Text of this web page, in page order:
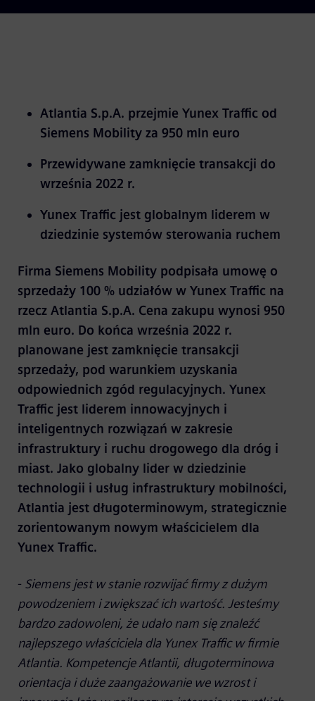
Atlantia S.p.A. przejmie Yunex Traffic od
Siemens Mobility za 950 mln euro
Przewidywane zamknięcie transakcji do
września 2022 r.
Yunex Traffic jest globalnym liderem w
dziedzinie systemów sterowania ruchem
Firma Siemens Mobility podpisała umowę o
sprzedaży 100 % udziałów w Yunex Traffic na
rzecz Atlantia S.p.A. Cena zakupu wynosi 950
mln euro. Do końca września 2022 r.
planowane jest zamknięcie transakcji
sprzedaży, pod warunkiem uzyskania
odpowiednich zgód regulacyjnych. Yunex
Traffic jest liderem innowacyjnych i
inteligentnych rozwiązań w zakresie
infrastruktury i ruchu drogowego dla dróg i
miast. Jako globalny lider w dziedzinie
technologii i usług infrastruktury mobilności,
Atlantia jest długoterminowym, strategicznie
zorientowanym nowym właścicielem dla
Yunex Traffic.
- Siemens jest w stanie rozwijać firmy z dużym
powodzeniem i zwiększać ich wartość. Jesteśmy
bardzo zadowoleni, że udało nam się znaleźć
najlepszego właściciela dla Yunex Traffic w firmie
Atlantia. Kompetencje Atlantii, długoterminowa
orientacja i duże zaangażowanie we wzrost i